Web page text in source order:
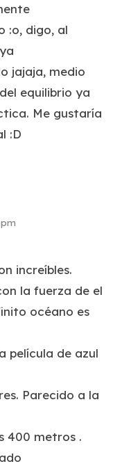
:o, digo, al
jajaja, medio
equilibrio ya
Me gustaría
:D
increíbles.
la fuerza de el
océano es
película de azul
Parecido a la
400 metros .